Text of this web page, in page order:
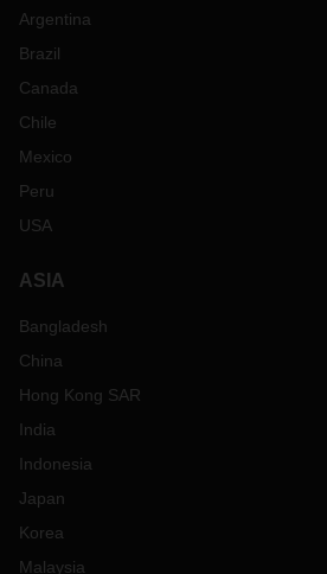
Argentina
Brazil
Canada
Chile
Mexico
Peru
USA
ASIA
Bangladesh
China
Hong Kong SAR
India
Indonesia
Japan
Korea
Malaysia